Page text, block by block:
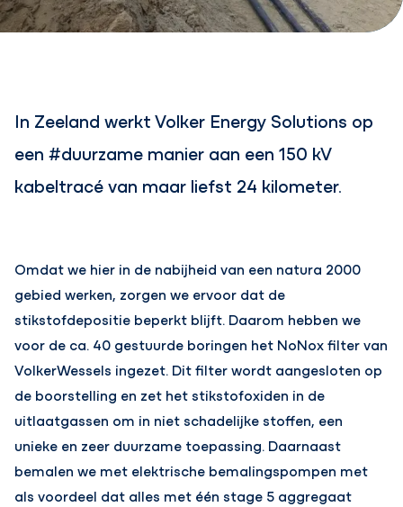
In Zeeland werkt Volker Energy Solutions op
een #duurzame manier aan een 150 kV
kabeltracé van maar liefst 24 kilometer.
Omdat we hier in de nabijheid van een natura 2000
gebied werken, zorgen we ervoor dat de
stikstofdepositie beperkt blijft. Daarom hebben we
voor de ca. 40 gestuurde boringen het NoNox filter van
VolkerWessels ingezet. Dit filter wordt aangesloten op
de boorstelling en zet het stikstofoxiden in de
uitlaatgassen om in niet schadelijke stoffen, een
unieke en zeer duurzame toepassing. Daarnaast
bemalen we met elektrische bemalingspompen met
als voordeel dat alles met één stage 5 aggregaat